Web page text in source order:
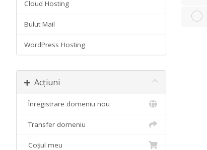
Cloud Hosting
Bulut Mail
WordPress Hosting
Acțiuni
Înregistrare domeniu nou
Transfer domeniu
Coșul meu